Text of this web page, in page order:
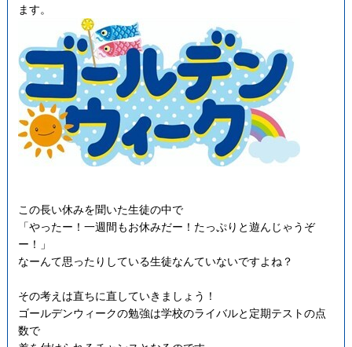
ます。
この長い休みを聞いた生徒の中で
「やったー！一週間もお休みだー！たっぷりと遊んじゃうぞ
ー！」
なーんて思ったりしている生徒なんていないですよね？
その考えは直ちに直していきましょう！
ゴールデンウィークの勉強は学校のライバルと定期テストの点
数で